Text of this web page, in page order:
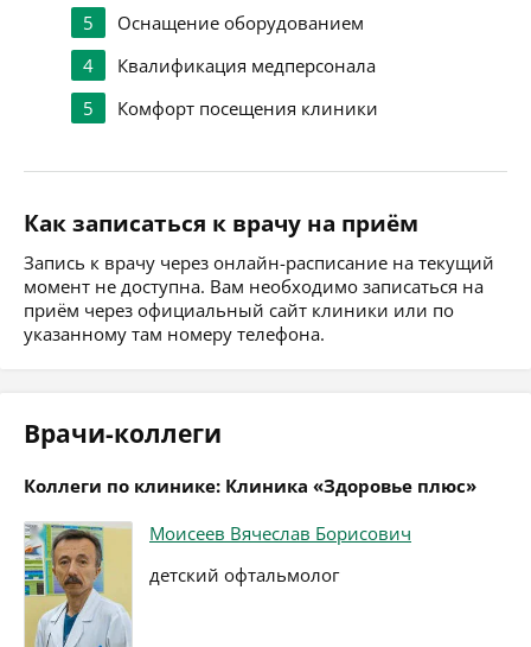
5
Оснащение оборудованием
4
Квалификация медперсонала
5
Комфорт посещения клиники
Как записаться к врачу на приём
Запись к врачу через онлайн-расписание на текущий
момент не доступна. Вам необходимо записаться на
приём через официальный сайт клиники или по
указанному там номеру телефона.
Врачи-коллеги
Коллеги по клинике: Клиника «Здоровье плюс»
Моисеев Вячеслав Борисович
детский офтальмолог